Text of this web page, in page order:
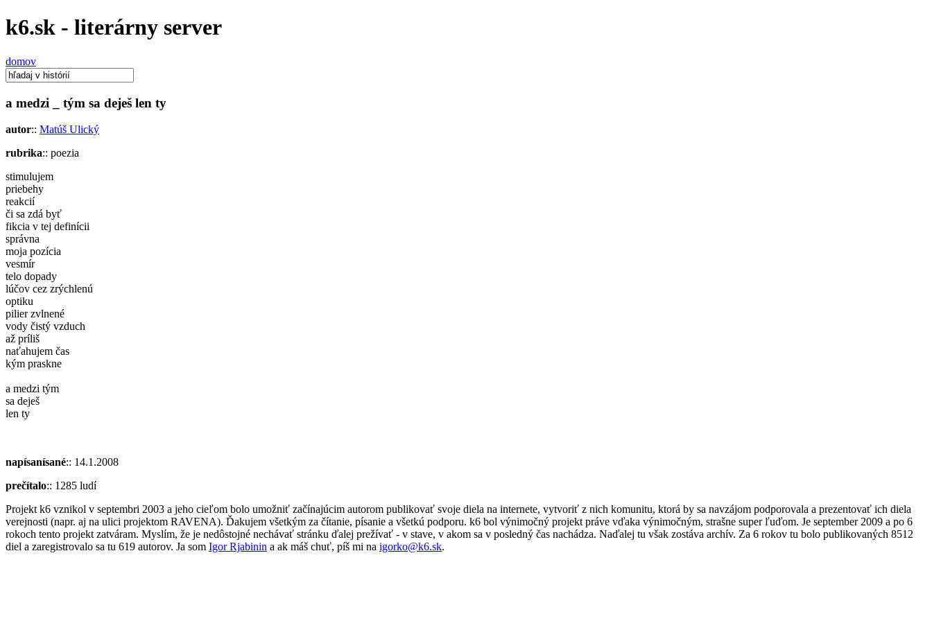
k6.sk - literárny server
domov
a medzi _ tým sa deješ len ty
autor:: Matúš Ulický
rubrika:: poezia
stimulujem
priebehy
reakcií
či sa zdá byť
fikcia v tej definícii
správna
moja pozícia
vesmír
telo dopady
lúčov cez zrýchlenú
optiku
pilier zvlnené
vody čistý vzduch
až príliš
naťahujem čas
kým praskne
a medzi tým
sa deješ
len ty
napísanísané:: 14.1.2008
prečítalo:: 1285 ludí
Projekt k6 vznikol v septembri 2003 a jeho cieľom bolo umožniť začínajúcim autorom publikovať svoje diela na internete, vytvoriť z nich komunitu, ktorá by sa navzájom podporovala a prezentovať ich diela
verejnosti (napr. aj na ulici projektom RAVENA). Ďakujem všetkým za čítanie, písanie a všetkú podporu. k6 bol výnimočný projekt práve vďaka výnimočným, strašne super ľuďom. Je september 2009 a po 6
rokoch tento projekt zatváram. Myslím, že je nedôstojné nechávať stránku ďalej prežívať - v stave, v akom sa v posledný čas nachádza. Naďalej tu však zostáva archív. Za 6 rokov tu bolo publikovaných 8512
diel a zaregistrovalo sa tu 619 autorov. Ja som Igor Rjabinin a ak máš chuť, píš mi na igorko@k6.sk.